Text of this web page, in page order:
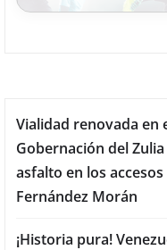
Vialidad renovada en
Gobernación del
asfalto en los
Fernández Morán
¡Historia pura!